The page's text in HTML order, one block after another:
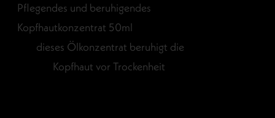
Pflegendes und beruhigendes
Kopfhautkonzentrat 50ml
dieses Ölkonzentrat beruhigt die
Kopfhaut vor Trockenheit